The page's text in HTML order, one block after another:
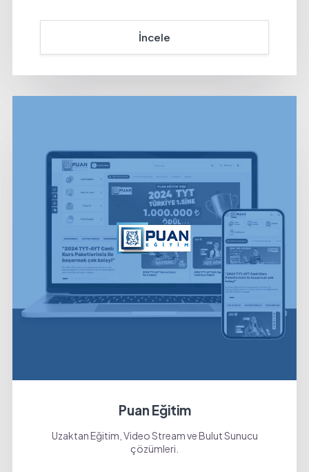
İncele
Puan Eğitim
Uzaktan Eğitim, Video Stream ve Bulut Sunucu
çözümleri.